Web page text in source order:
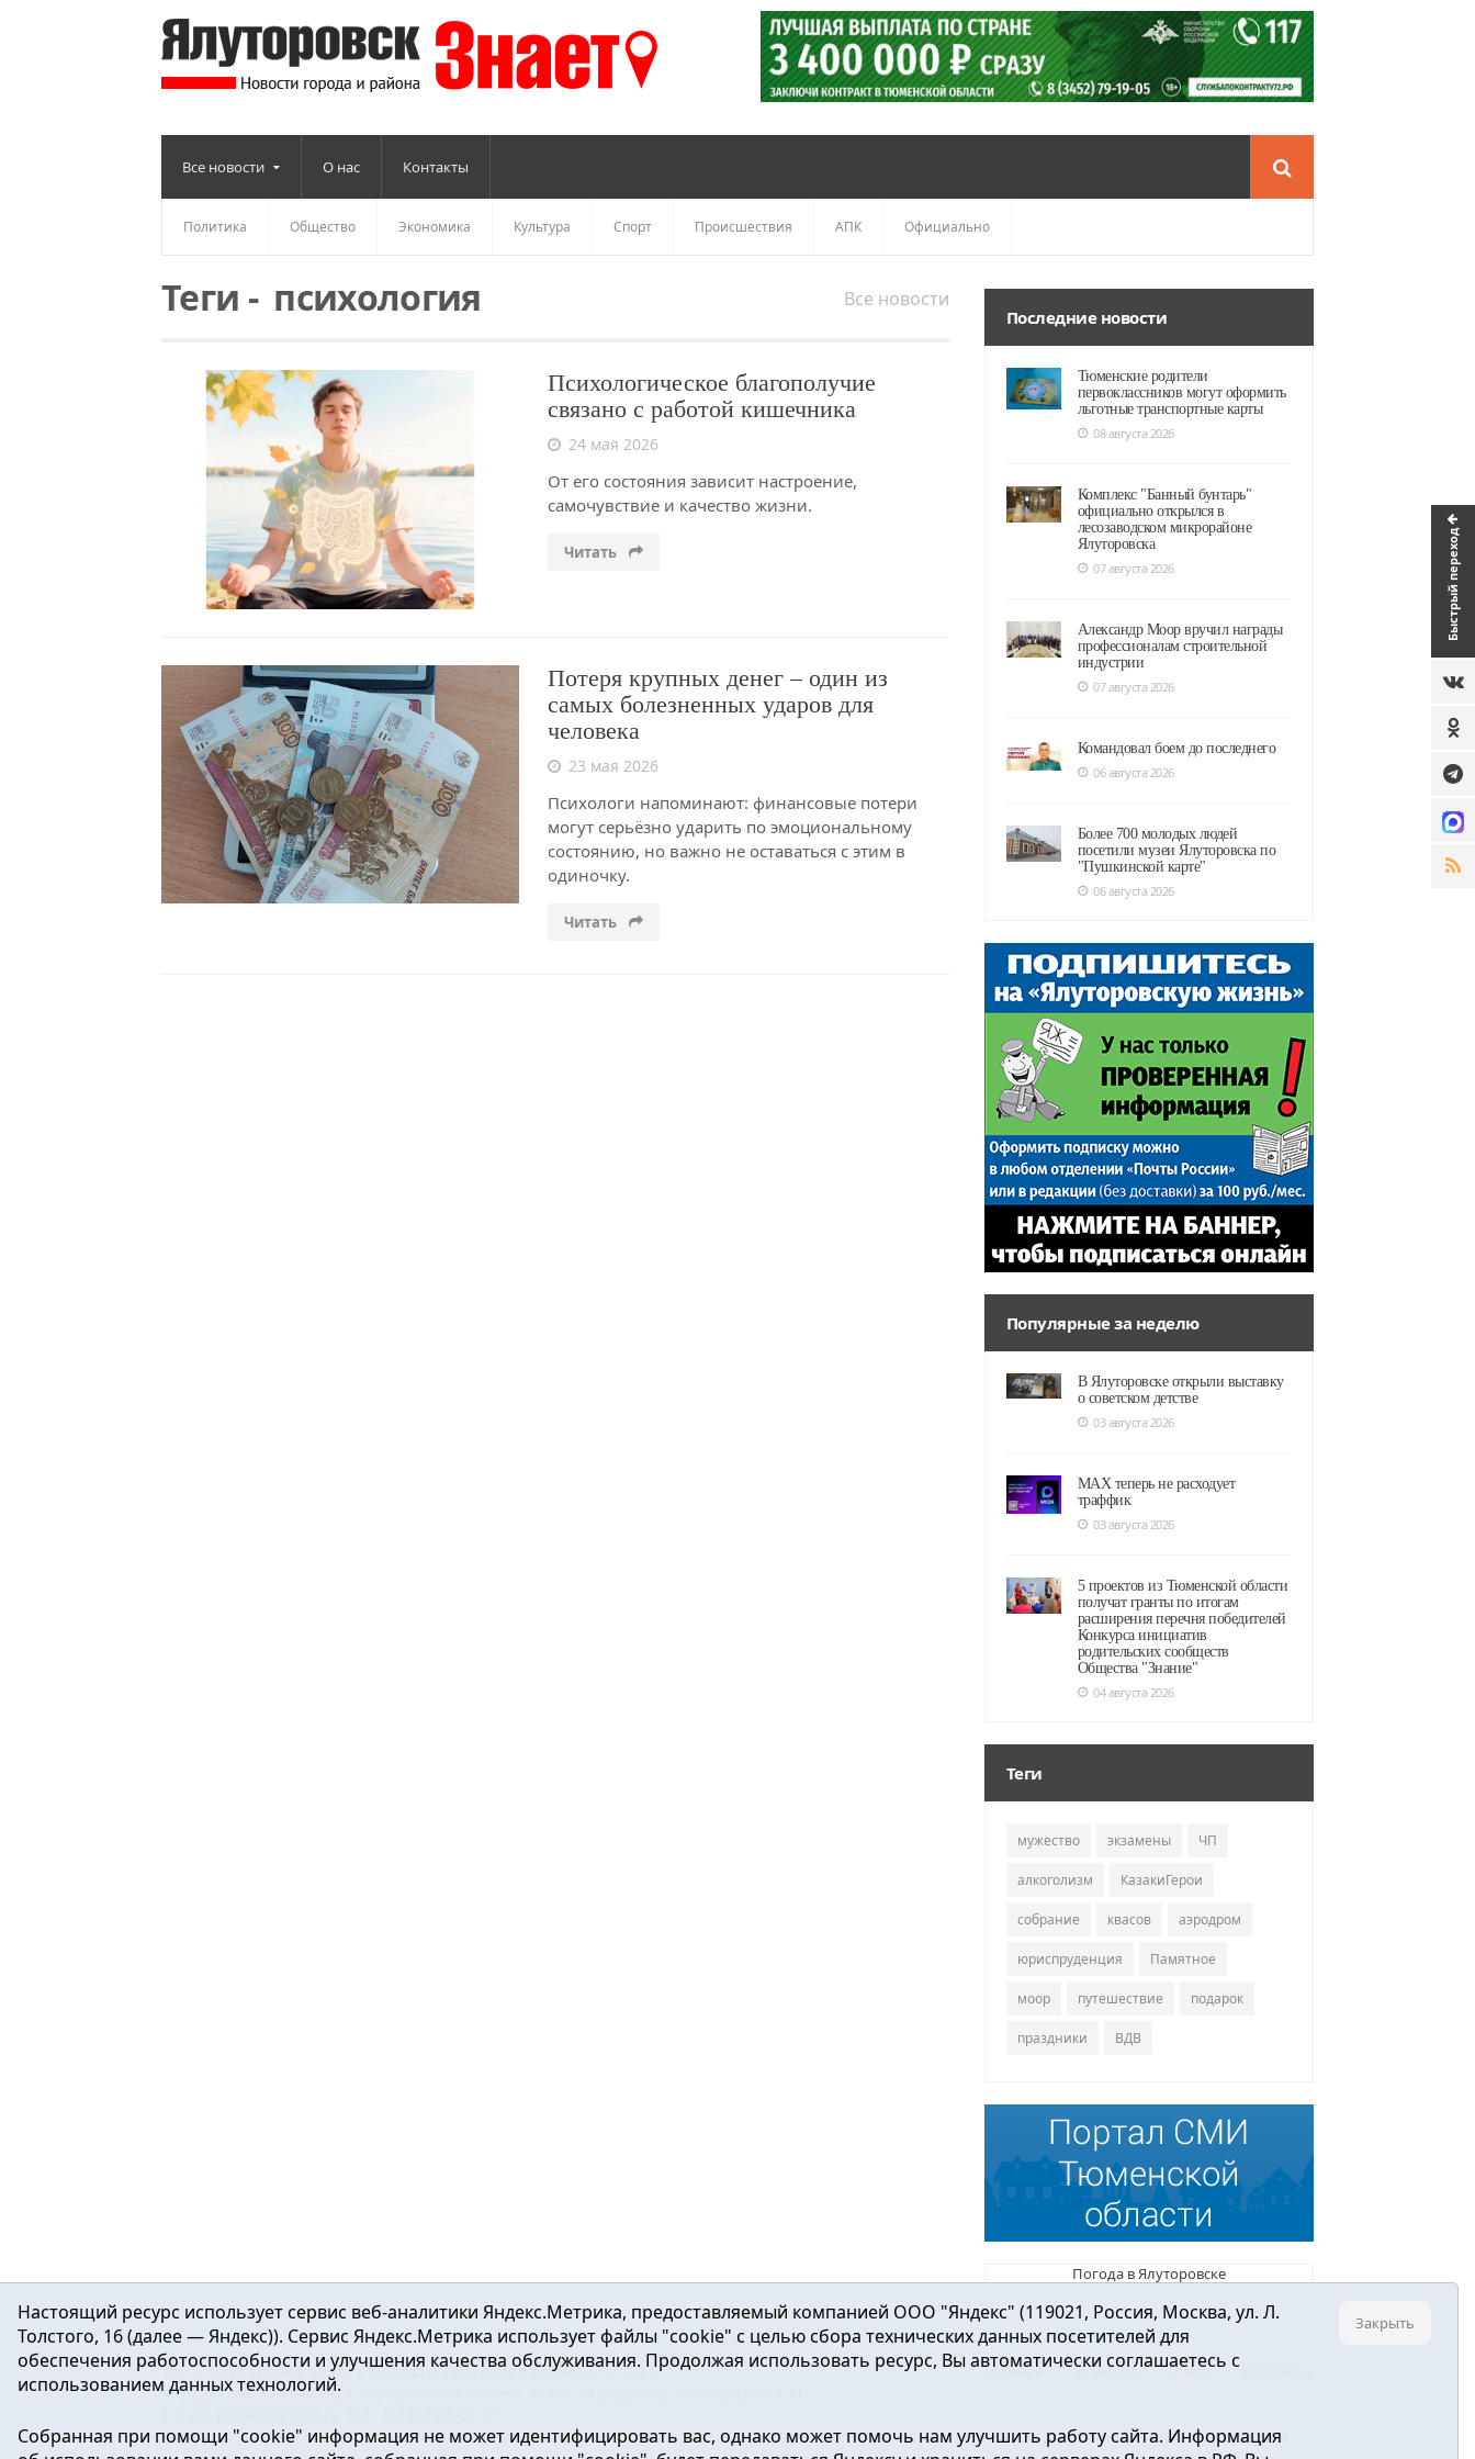
Быстрый переход
Все новости О нас Контакты
Политика Общество Экономика Культура Спорт Происшествия АПК Официально
Все новости
Теги -психология
Читать
Психологическое благополучие
связано с работой кишечника
24 мая 2026
От его состояния зависит настроение,
самочувствие и качество жизни.
Читать
Читать
Потеря крупных денег – один из
самых болезненных ударов для
человека
23 мая 2026
Психологи напоминают: финансовые потери
могут серьёзно ударить по эмоциональному
состоянию, но важно не оставаться с этим в
одиночку.
Читать
Последние новости
Тюменские родители
первоклассников могут оформить
льготные транспортные карты
08 августа 2026
Комплекс "Банный бунтарь"
официально открылся в
лесозаводском микрорайоне
Ялуторовска
07 августа 2026
Александр Моор вручил награды
профессионалам строительной
индустрии
07 августа 2026
Командовал боем до последнего
06 августа 2026
Более 700 молодых людей
посетили музеи Ялуторовска по
"Пушкинской карте"
06 августа 2026
Популярные за неделю
В Ялуторовске открыли выставку
о советском детстве
03 августа 2026
MAX теперь не расходует
траффик
03 августа 2026
5 проектов из Тюменской области
получат гранты по итогам
расширения перечня победителей
Конкурса инициатив
родительских сообществ
Общества "Знание"
04 августа 2026
Теги
мужество экзамены ЧП
алкоголизм КазакиГерои
собрание квасов аэродром
юриспруденция Памятное
моор путешествие подарок
праздники ВДВ
Погода в Ялуторовске
Главная Новости О нас
16+ ©Ялуторовск знает / Новости города и района2016-2023
Учредитель: АНО «ИИЦ « Ялуторовская жизнь». Главный редактор: Вешкурцева С.П.
Регистрационный номер ЭЛ № ФС 77-64937 от 24.02.2016г. выдан Федеральной службой по надзору в сфере связи, информационных технологий и
Настоящий ресурс использует сервис веб-аналитики Яндекс.Метрика, предоставляемый компанией ООО "Яндекс" (119021, Россия, Москва, ул. Л.
Толстого, 16 (далее — Яндекс)). Сервис Яндекс.Метрика использует файлы "cookie" с целью сбора технических данных посетителей для
обеспечения работоспособности и улучшения качества обслуживания. Продолжая использовать ресурс, Вы автоматически соглашаетесь с
использованием данных технологий.
Собранная при помощи "cookie" информация не может идентифицировать вас, однако может помочь нам улучшить работу сайта. Информация
Закрыть